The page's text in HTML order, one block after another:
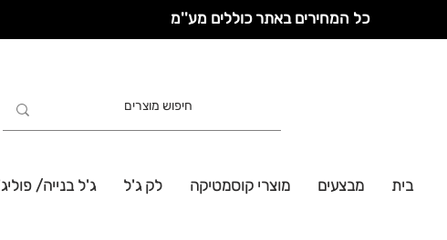
כל המחירים באתר כוללים מע''מ
בית מבצעים מוצרי קוסמטיקה לק ג'ל ג'ל בנייה/